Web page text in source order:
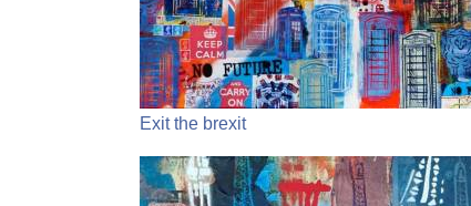
Exit the brexit